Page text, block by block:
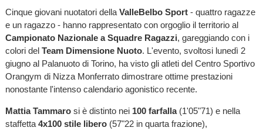
Cinque giovani nuotatori della ValleBelbo Sport- quattro ragazze
e un ragazzo - hanno rappresentato con orgoglio il territorio al
Campionato Nazionale a Squadre Ragazzi, gareggiando con i
colori del Team Dimensione Nuoto. L'evento, svoltosi lunedì 2
giugno al Palanuoto di Torino, ha visto gli atleti del Centro Sportivo
Orangym di Nizza Monferrato dimostrare ottime prestazioni
nonostante l'intenso calendario agonistico recente.
Mattia Tammarosi è distinto nei 100 farfalla(1'05"71) e nella
staffetta 4x100 stile libero(57"22 in quarta frazione),